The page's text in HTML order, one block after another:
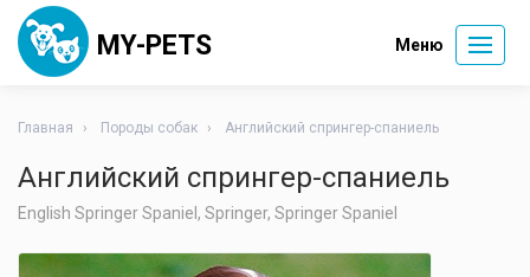
MY-PETS Меню
Главная Породы собак Английский спрингер-спаниель
Английский спрингер-спаниель
English Springer Spaniel, Springer, Springer Spaniel